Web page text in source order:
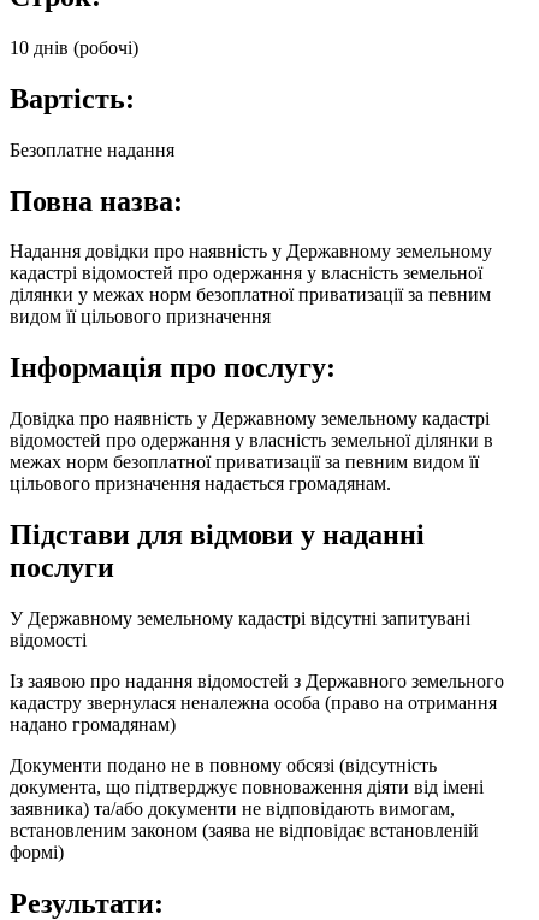
10 днів (робочі)
Вартість:
Безоплатне надання
Повна назва:
Надання довідки про наявність у Державному земельному
кадастрі відомостей про одержання у власність земельної
ділянки у межах норм безоплатної приватизації за певним
видом її цільового призначення
Інформація про послугу:
Довідка про наявність у Державному земельному кадастрі
відомостей про одержання у власність земельної ділянки в
межах норм безоплатної приватизації за певним видом її
цільового призначення надається громадянам.
Підстави для відмови у наданні
послуги
У Державному земельному кадастрі відсутні запитувані
відомості
Із заявою про надання відомостей з Державного земельного
кадастру звернулася неналежна особа (право на отримання
надано громадянам)
Документи подано не в повному обсязі (відсутність
документа, що підтверджує повноваження діяти від імені
заявника) та/або документи не відповідають вимогам,
встановленим законом (заява не відповідає встановленій
формі)
Результати: